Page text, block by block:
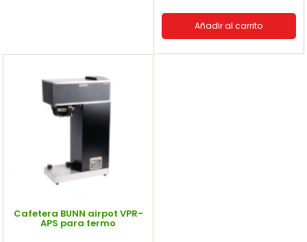
Añadir al carrito
Cafetera BUNN airpot VPR-
APS para termo